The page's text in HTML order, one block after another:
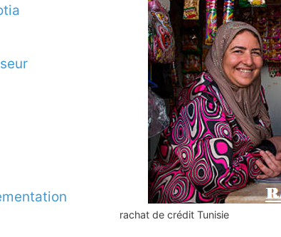
rachat de crédit Tunisie